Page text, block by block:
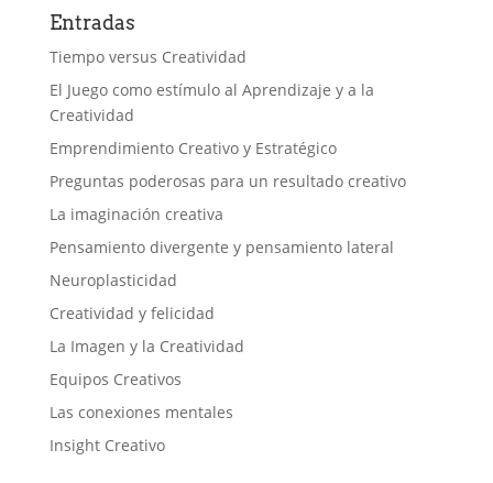
Entradas
Tiempo versus Creatividad
El Juego como estímulo al Aprendizaje y a la
Creatividad
Emprendimiento Creativo y Estratégico
Preguntas poderosas para un resultado creativo
La imaginación creativa
Pensamiento divergente y pensamiento lateral
Neuroplasticidad
Creatividad y felicidad
La Imagen y la Creatividad
Equipos Creativos
Las conexiones mentales
Insight Creativo